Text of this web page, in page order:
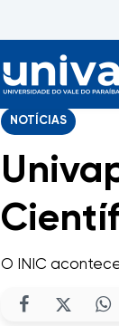
NOTÍCIAS
O INIC